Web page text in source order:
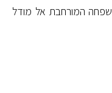
המורחבת אל מודל